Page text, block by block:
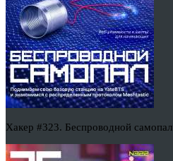
Хакер #323. Беспроводной самопал